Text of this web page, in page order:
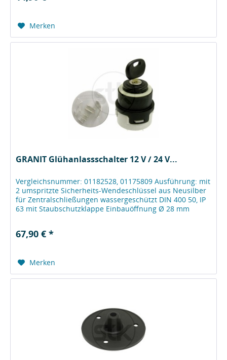
Merken
GRANIT Glühanlassschalter 12 V / 24 V...
Vergleichsnummer: 01182528, 01175809 Ausführung: mit
2 umspritzte Sicherheits-Wendeschlüssel aus Neusilber
für Zentralschließungen wassergeschützt DIN 400 50, IP
63 mit Staubschutzklappe Einbauöffnung Ø 28 mm
67,90 € *
Merken